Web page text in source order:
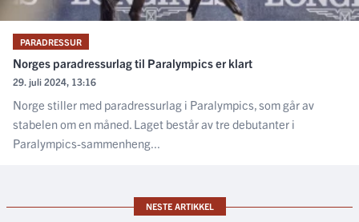
PARADRESSUR
Norges paradressurlag til Paralympics er klart
29. juli 2024, 13:16
Norge stiller med paradressurlag i Paralympics, som går av
stabelen om en måned. Laget består av tre debutanter i
Paralympics-sammenheng...
NESTE ARTIKKEL